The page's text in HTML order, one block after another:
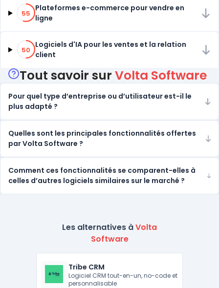
55% de compatibilité
55
Plateformes e-commerce pour vendre en
ligne
50% de compatibilité
50
Logiciels d'IA pour les ventes et la relation
client
Tout savoir sur Volta Software
Pour quel type d’entreprise ou d’utilisateur est-il le
plus adapté ?
Quelles sont les principales fonctionnalités offertes
par Volta Software ?
Comment ces fonctionnalités se comparent-elles à
celles d’autres logiciels similaires sur le marché ?
Les alternatives àVolta
Software
Tribe CRM
Logiciel CRM tout-en-un, no-code et
personnalisable